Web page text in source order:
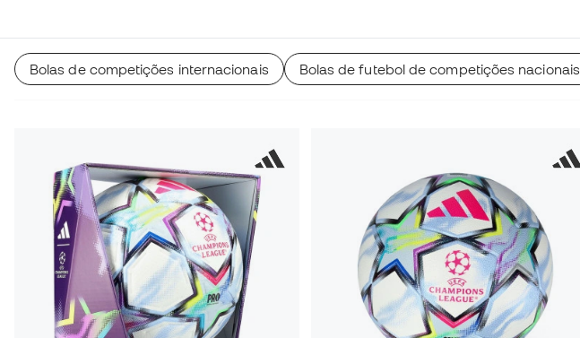
Bolas de competições internacionais Bolas de futebol de competições nacionais